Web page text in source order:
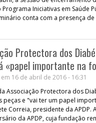
Iniciativas em Saúde
conta com a presença
Protectora dos
«papel importante na
16 de abril de 2016 - 16:31
Associação Protectora dos
peças e "vai ter um papel
Correia, presidente da APDP.
da APDP, cuja fundação